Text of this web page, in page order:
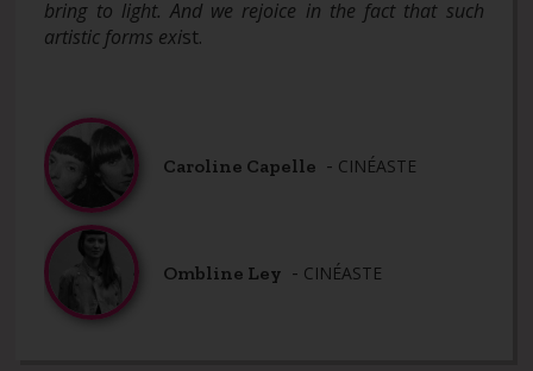
bring to light. And we rejoice in the fact that such
artistic forms exist.
Caroline Capelle - CINÉASTE
Ombline Ley - CINÉASTE